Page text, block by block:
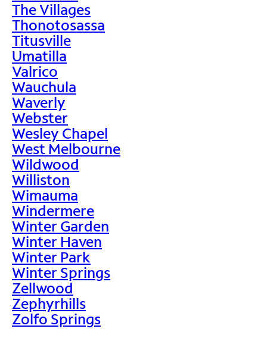
The Villages
Thonotosassa
Titusville
Umatilla
Valrico
Wauchula
Waverly
Webster
Wesley Chapel
West Melbourne
Wildwood
Williston
Wimauma
Windermere
Winter Garden
Winter Haven
Winter Park
Winter Springs
Zellwood
Zephyrhills
Zolfo Springs